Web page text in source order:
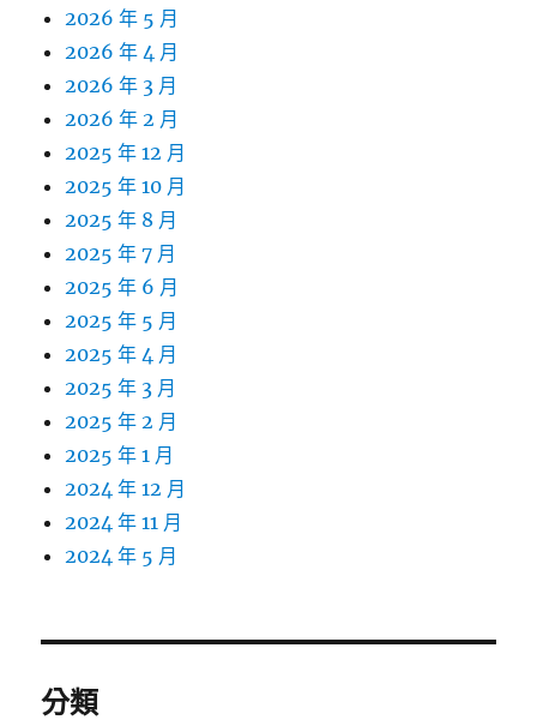
2026 年 5 月
2026 年 4 月
2026 年 3 月
2026 年 2 月
2025 年 12 月
2025 年 10 月
2025 年 8 月
2025 年 7 月
2025 年 6 月
2025 年 5 月
2025 年 4 月
2025 年 3 月
2025 年 2 月
2025 年 1 月
2024 年 12 月
2024 年 11 月
2024 年 5 月
分類